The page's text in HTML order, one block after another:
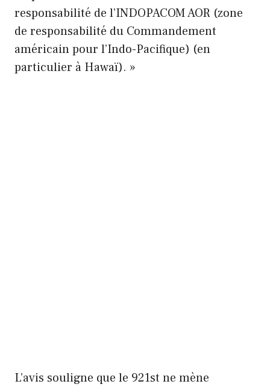
responsabilité de l’INDOPACOM AOR (zone
de responsabilité du Commandement
américain pour l’Indo-Pacifique) (en
particulier à Hawaï). »
L’avis souligne que le 921st ne mène